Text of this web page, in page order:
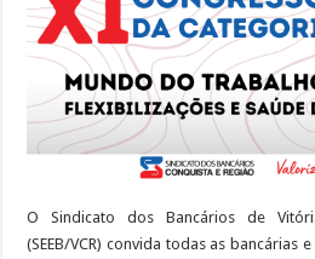
O Sindicato dos Bancários de
(SEEB/VCR) convida todas as bancárias